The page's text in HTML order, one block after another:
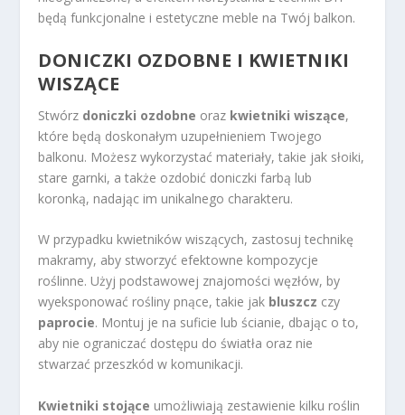
będą funkcjonalne i estetyczne meble na Twój balkon.
DONICZKI OZDOBNE I KWIETNIKI
WISZĄCE
Stwórz doniczki ozdobne oraz kwietniki wiszące,
które będą doskonałym uzupełnieniem Twojego
balkonu. Możesz wykorzystać materiały, takie jak słoiki,
stare garnki, a także ozdobić doniczki farbą lub
koronką, nadając im unikalnego charakteru.
W przypadku kwietników wiszących, zastosuj technikę
makramy, aby stworzyć efektowne kompozycje
roślinne. Użyj podstawowej znajomości węzłów, by
wyeksponować rośliny pnące, takie jak bluszcz czy
paprocie. Montuj je na suficie lub ścianie, dbając o to,
aby nie ograniczać dostępu do światła oraz nie
stwarzać przeszkód w komunikacji.
Kwietniki stojące umożliwiają zestawienie kilku roślin